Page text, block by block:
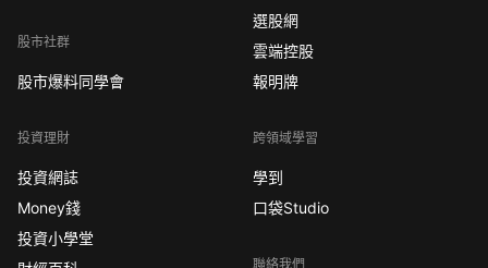
股市社群
股市爆料同學會
投資理財
投資網誌
Money錢
投資小學堂
選股網
雲端控股
報明牌
跨領域學習
學到
口袋Studio
聯絡我們